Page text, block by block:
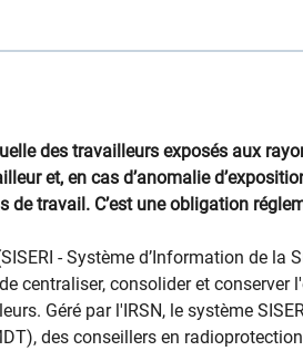
des travailleurs exposés aux
et, en cas d’anomalie
de travail. C’est une obligation
- Système d’Information de
centraliser, consolider et
Géré par l'IRSN, le système
des conseillers en